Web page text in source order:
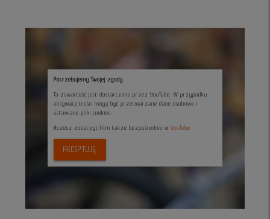
Potrzebujemy Twojej zgody
Ta zawartość jest dostarczana przez YouTube. W przypadku
aktywacji treści mogą być przetwarzane dane osobowe i
ustawiane pliki cookies.
Możesz zobaczyc film także bezpośrednio w YouTube
AKCEPTUJĘ